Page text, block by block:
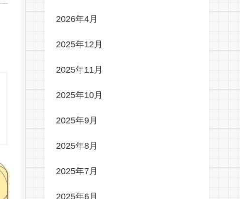
2026年4月
2025年12月
2025年11月
2025年10月
2025年9月
2025年8月
2025年7月
2025年6月